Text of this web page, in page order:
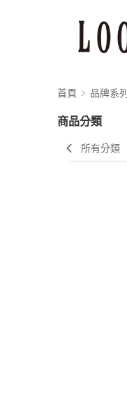
首頁 品牌系列
商品分類
所有分類